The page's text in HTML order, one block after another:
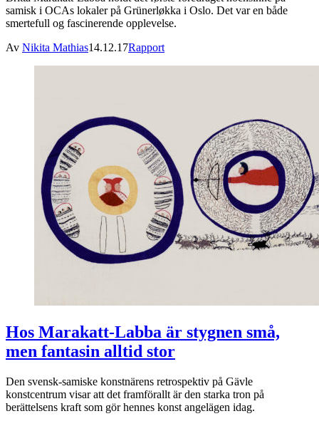
samisk i OCAs lokaler på Grünerløkka i Oslo. Det var en både
smertefull og fascinerende opplevelse.
Av Nikita Mathias14.12.17Rapport
Hos Marakatt-Labba är stygnen små,
men fantasin alltid stor
Den svensk-samiske konstnärens retrospektiv på Gävle
konstcentrum visar att det framförallt är den starka tron på
berättelsens kraft som gör hennes konst angelägen idag.